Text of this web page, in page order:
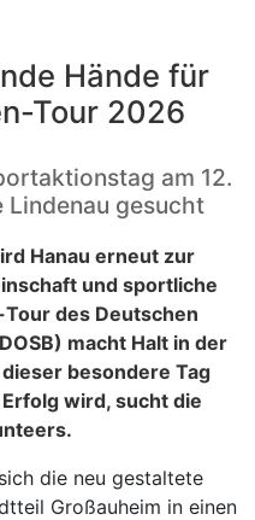
Hände für
Tour 2026
am 12.
Lindenau gesucht
Hanau erneut zur
und sportliche
des Deutschen
macht Halt in der
besondere Tag
wird, sucht die
die neu gestaltete
Großauheim in einen